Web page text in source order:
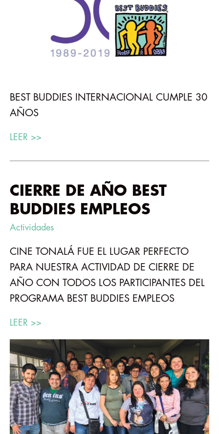
BEST BUDDIES INTERNACIONAL CUMPLE 30
AÑOS
LEER >>
CIERRE DE AÑO BEST
BUDDIES EMPLEOS
Actividades
CINE TONALÁ FUE EL LUGAR PERFECTO
PARA NUESTRA ACTIVIDAD DE CIERRE DE
AÑO CON TODOS LOS PARTICIPANTES DEL
PROGRAMA BEST BUDDIES EMPLEOS
LEER >>